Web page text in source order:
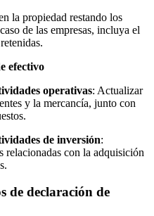
la propiedad restando los
de las empresas, incluya el
efectivo
operativas: Actualizar
y la mercancía, junto con
de inversión:
relacionadas con la adquisición
de declaración de